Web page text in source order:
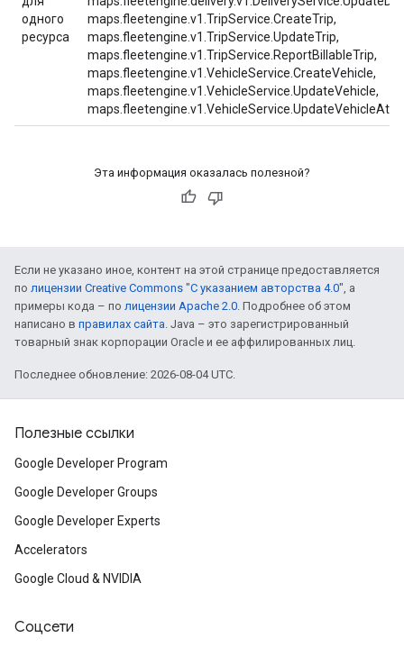
одного
ресурса
maps.fleetengine.v1.TripService.CreateTrip,
maps.fleetengine.v1.TripService.UpdateTrip,
maps.fleetengine.v1.TripService.ReportBillableTrip,
maps.fleetengine.v1.VehicleService.CreateVehicle,
maps.fleetengine.v1.VehicleService.UpdateVehicle,
Эта информация оказалась полезной?
Если не указано иное, контент на этой странице предоставляется
по лицензии Creative Commons "С указанием авторства 4.0", а
примеры кода – по лицензии Apache 2.0. Подробнее об этом
написано в правилах сайта. Java – это зарегистрированный
товарный знак корпорации Oracle и ее аффилированных лиц.
Последнее обновление: 2026-08-04 UTC.
Полезные ссылки
Google Developer Program
Google Developer Groups
Google Developer Experts
Accelerators
Google Cloud & NVIDIA
Соцсети